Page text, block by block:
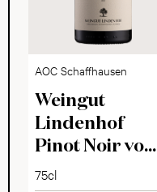
AOC Schaffhausen
Weingut
Lindenhof
Pinot Noir vom
Kalkgestein
75cl